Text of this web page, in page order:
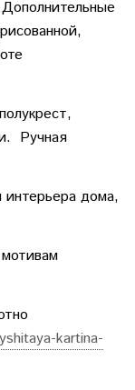
Ручная
дома,
kartina-